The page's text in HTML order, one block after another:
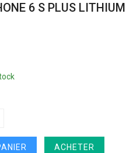
6 S PLUS
ACHETER